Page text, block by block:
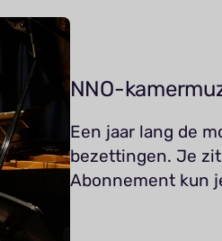
NNO-
Een jaar lang de
bezettingen. Je
Abonnement kun